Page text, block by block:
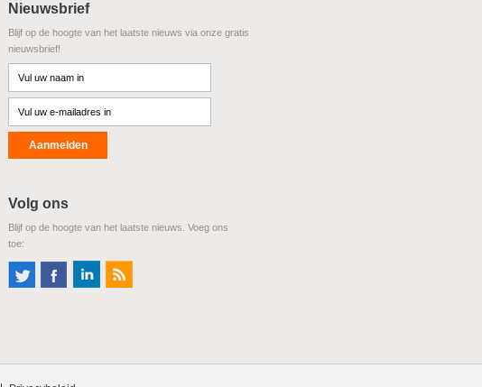
Nieuwsbrief
Blijf op de hoogte van het laatste nieuws via onze gratis
nieuwsbrief!
Volg ons
Blijf op de hoogte van het laatste nieuws. Voeg ons
toe: